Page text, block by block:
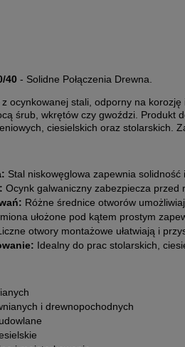
40 - Solidne Połączenia Drewna.
ocynkowanej stali, odporny na
śrub, wkrętów czy gwoździ. Produkt
ciesielskich oraz stolarskich.
Stal niskowęglowa zapewnia solidność
Ocynk galwaniczny zabezpiecza
Różne średnice otworów
ułożone pod kątem prostym
otwory montażowe ułatwiają i
Idealny do prac stolarskich,
i drewnopochodnych